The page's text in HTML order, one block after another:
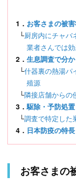
1． お客さまの被
└厨房内にチャバ
業者さんでは
2． 生息調査で分
└什器裏の熱湯パ
殖源
└隣接店舗からの
3．駆除・予防処
└調査で特定した
4． 日本防疫の特長
お客さまの